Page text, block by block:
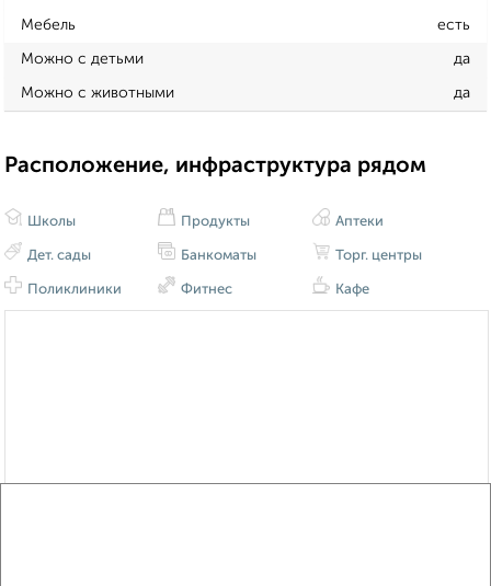
Мебель есть
Можно с детьми да
Можно с животными да
Расположение, инфраструктура рядом
Школы
Дет. сады
Поликлиники
Продукты
Банкоматы
Фитнес
Аптеки
Торг. центры
Кафе